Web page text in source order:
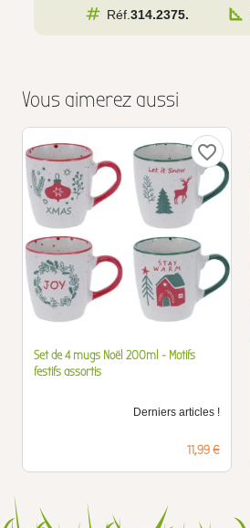
Réf. 314.2375.
Vous aimerez aussi
favorite_border
Set de 4 mugs Noël 200ml - Motifs
festifs assortis
Derniers articles !
Prix
11,99 €